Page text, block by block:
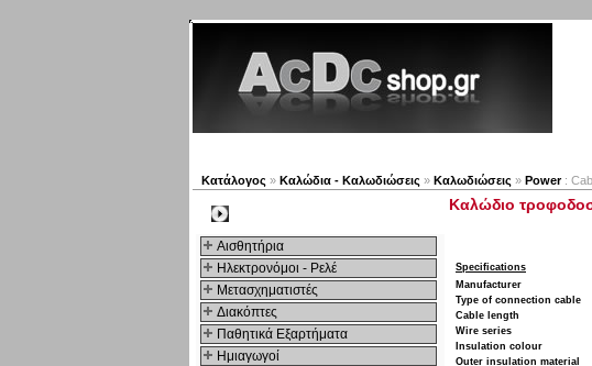
Κατάλογος » Καλώδια - Καλωδιώσεις » Καλωδιώσεις » Power:
Αισθητήρια
Ηλεκτρονόμοι - Ρελέ
Μετασχηματιστές
Διακόπτες
Παθητικά Εξαρτήματα
Hμιαγωγοί
Καλώδιο
Specifications
Manufacturer
Type of connection cable
Cable length
Wire series
Insulation colour
Outer insulation material